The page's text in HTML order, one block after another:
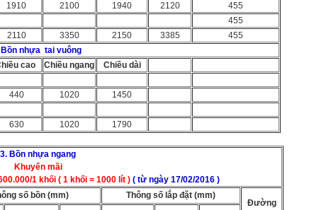
1910 2100 1940 2120
455
455
2110 3350 2150 3385
455
Bồn nhựa tai vuông
cao Chiều ngang Chiều dài
440 1020 1450
630 1020 1790
3. Bồn nhựa ngang
Khuyến mãi
1 khối ( 1 khối = 1000 lít )( từ ngày 17/02/2016 )
số bồn (mm) Thông số lắp đặt (mm)
Đường